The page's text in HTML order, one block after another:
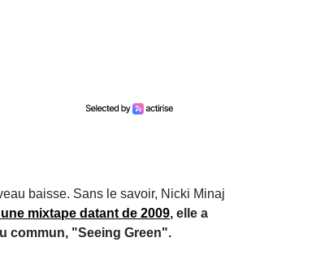
baisse. Sans le savoir, Nicki Minaj
mixtape datant de 2009, elle a
commun, "Seeing Green".